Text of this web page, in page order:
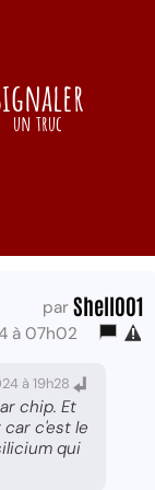
un truc
par Shell001
à 07h02
à 19h28
chip. Et
c'est le
qui